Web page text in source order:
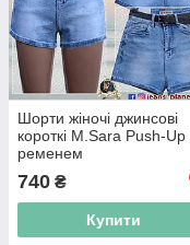
Шорти жіночі джинсові
короткі M.Sara Push-Up
ременем
740 ₴
Купити